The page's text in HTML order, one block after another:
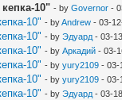
10" - byGovernor -
10" - byAndrew - 03-
10" - byЭдуард - 03-
10" - byАркадий - 03-
10" - byyury2109 - 03-
10" - byyury2109 - 03-
10" - byЭдуард - 03-